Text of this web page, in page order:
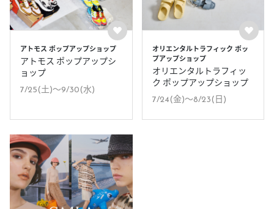
アトモス ポップアップショップ
アトモス ポップアップシ
ョップ
7/25(土)〜9/30(水)
オリエンタルトラフィック ポッ
プアップショップ
オリエンタルトラフィッ
ク ポップアップショップ
7/24(金)〜8/23(日)